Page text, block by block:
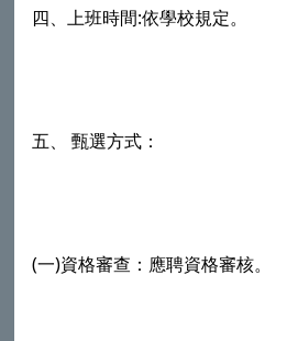
四、上班時間:依學校規定。
五、 甄選方式：
(一)資格審查：應聘資格審核。